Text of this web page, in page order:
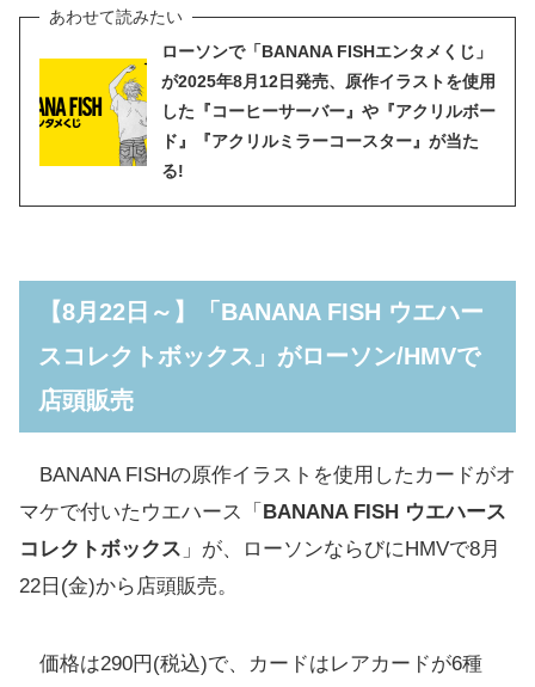
ローソンで「BANANA FISHエンタメくじ」
が2025年8月12日発売、原作イラストを使用
した『コーヒーサーバー』や『アクリルボー
ド』『アクリルミラーコースター』が当た
る!
【8月22日～】「BANANA FISH ウエハー
スコレクトボックス」がローソン/HMVで
店頭販売
BANANA FISHの原作イラストを使用したカードがオ
マケで付いたウエハース「 BANANA FISH ウエハース
コレクトボックス 」が、ローソンならびにHMVで8月
22日(金)から店頭販売。
価格は290円(税込)で、カードはレアカードが6種